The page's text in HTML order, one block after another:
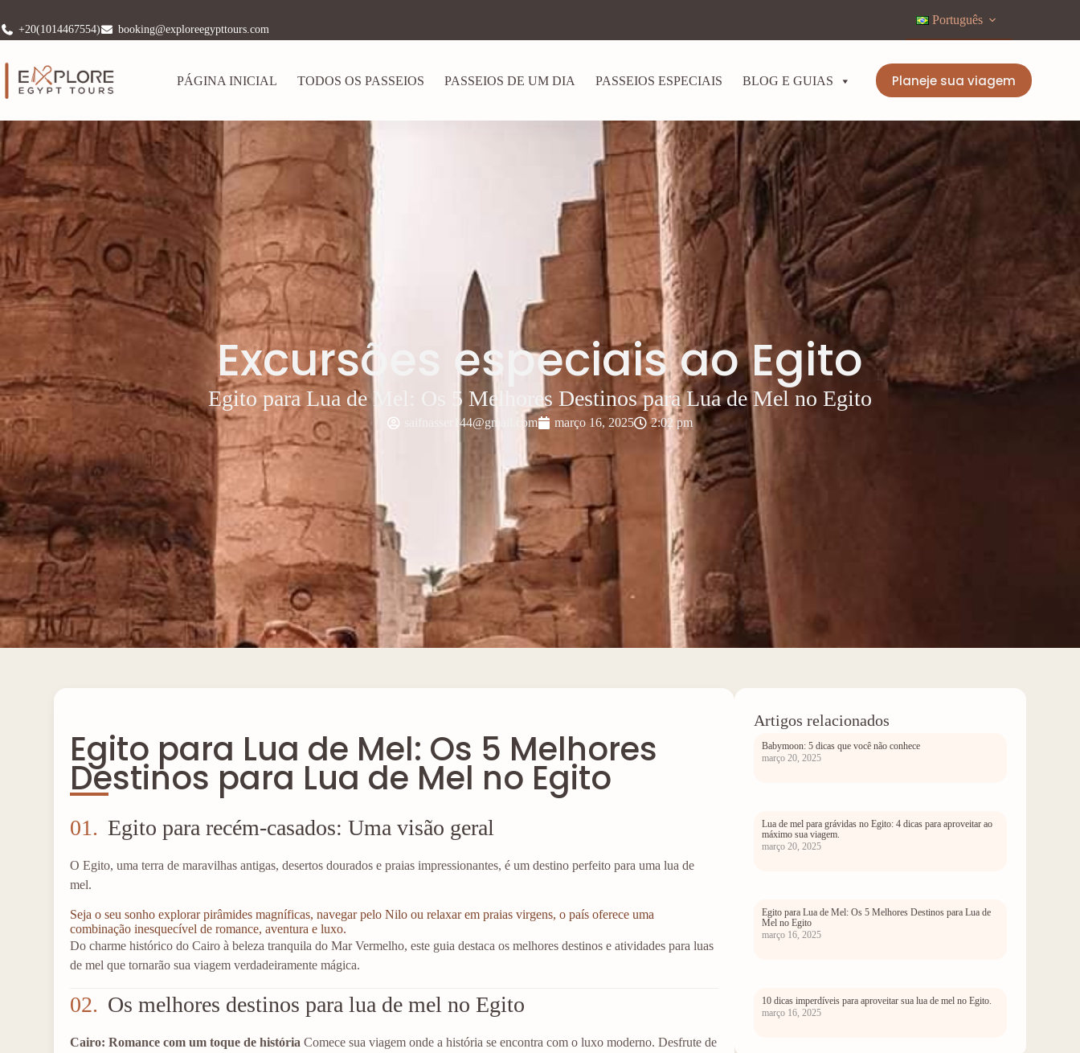
+20(1014467554) booking@exploreegypttours.com
Português
PÁGINA INICIAL TODOS OS PASSEIOS PASSEIOS DE UM DIA PASSEIOS ESPECIAIS BLOG E GUIAS Planeje sua viagem
Excursões especiais ao Egito
Egito para Lua de Mel: Os 5 Melhores Destinos para Lua de Mel no Egito
saifnasser144@gmail.com março 16, 2025 2:02 pm
Egito para Lua de Mel: Os 5 Melhores
Destinos para Lua de Mel no Egito
01. Egito para recém-casados: Uma visão geral
O Egito, uma terra de maravilhas antigas, desertos dourados e praias impressionantes, é um destino perfeito para uma lua de
mel.
Seja o seu sonho explorar pirâmides magníficas, navegar pelo Nilo ou relaxar em praias virgens, o país oferece uma
combinação inesquecível de romance, aventura e luxo.
Do charme histórico do Cairo à beleza tranquila do Mar Vermelho, este guia destaca os melhores destinos e atividades para luas
de mel que tornarão sua viagem verdadeiramente mágica.
02. Os melhores destinos para lua de mel no Egito
Cairo: Romance com um toque de história Comece sua viagem onde a história se encontra com o luxo moderno. Desfrute de
Artigos relacionados
Babymoon: 5 dicas que você não conhece
março 20, 2025
Lua de mel para grávidas no Egito: 4 dicas para aproveitar ao
máximo sua viagem.
março 20, 2025
Egito para Lua de Mel: Os 5 Melhores Destinos para Lua de
Mel no Egito
março 16, 2025
10 dicas imperdíveis para aproveitar sua lua de mel no Egito.
março 16, 2025